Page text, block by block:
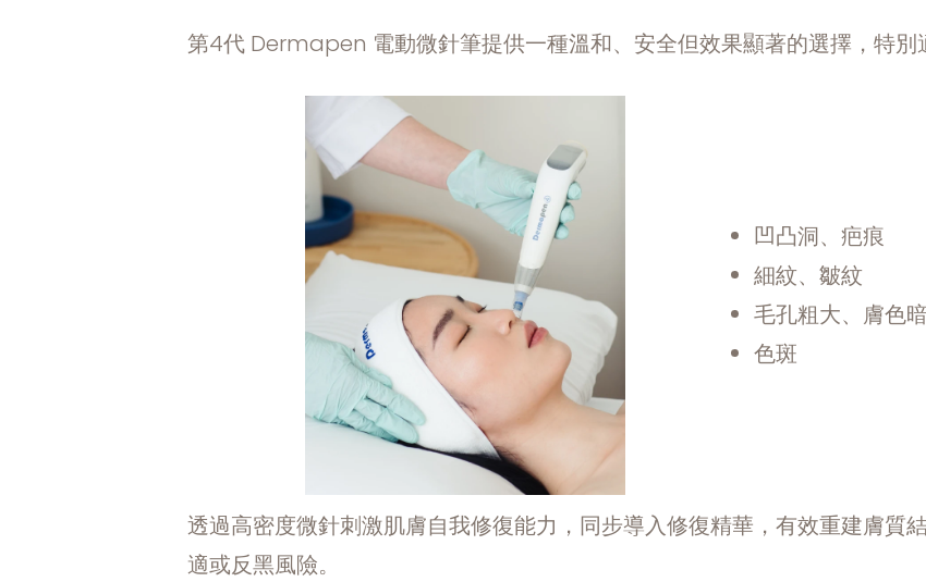
第4代 Dermapen 電動微針筆提供一種溫和、安全但效果顯著的選擇，特別
凹凸洞、疤痕
細紋、皺紋
毛孔粗大、膚色
色斑
透過高密度微針刺激肌膚自我修復能力，同步導入修復精華，有效重建膚質
適或反黑風險。